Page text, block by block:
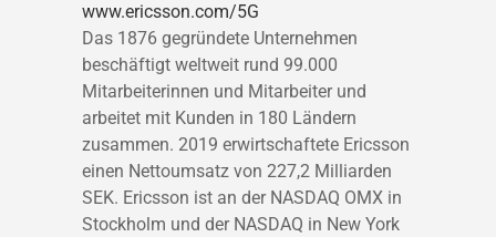
www.ericsson.com/5G
Das 1876 gegründete Unternehmen
beschäftigt weltweit rund 99.000
Mitarbeiterinnen und Mitarbeiter und
arbeitet mit Kunden in 180 Ländern
zusammen. 2019 erwirtschaftete Ericsson
einen Nettoumsatz von 227,2 Milliarden
SEK. Ericsson ist an der NASDAQ OMX in
Stockholm und der NASDAQ in New York